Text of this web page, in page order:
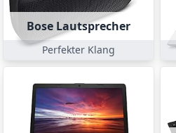
Bose Lautsprecher
Perfekter Klang